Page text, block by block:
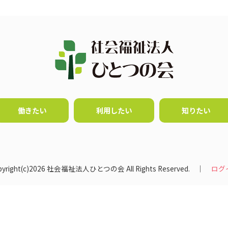
働きたい 利用したい 知りたい
社会福祉法人ひとつの会 All Rights Reserved. │ ログ